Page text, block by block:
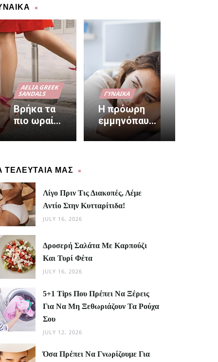
AELIA GREEK
SANDALS
Βρήκα τα
πιο ωραία
πέδιλα και
είναι
Greece
ΓΥΝΑΊΚΑ
Η πρόωρη
εμμηνόπαυση
αυξάνει τον
καρδιακό
ΤΕΛΕΥΤΑΙΑ ΜΑΣ
Λίγο Πριν Τις Διακοπές, Λέμε
Αντίο Στην Κυτταρίτιδα!
JULY 16, 2026
Δροσερή Σαλάτα Με Καρπούζι
Και Τυρί Φέτα
JULY 16, 2026
5+1 Tips Που Πρέπει Να Ξέρεις
Για Να Μη Ξεθωριάζουν Τα Ρούχα
Σου
JULY 12, 2026
Όσα Πρέπει Να Γνωρίζουμε Για